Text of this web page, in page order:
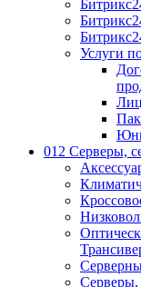
Услуги
012 Серверы,
Серверы,